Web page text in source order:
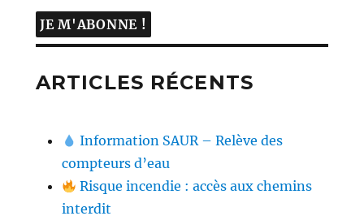
ARTICLES RÉCENTS
Information SAUR – Relève des
compteurs d’eau
Risque incendie : accès aux chemins
interdit